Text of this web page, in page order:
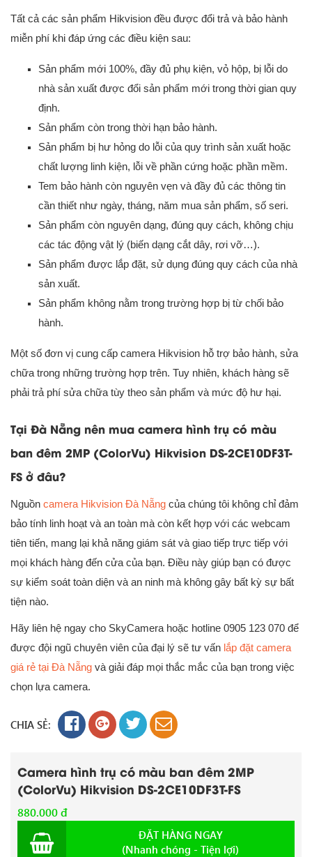
Tất cả các sản phẩm Hikvision đều được đổi trả và bảo hành
miễn phí khi đáp ứng các điều kiện sau:
Sản phẩm mới 100%, đầy đủ phụ kiện, vỏ hộp, bị lỗi do
nhà sản xuất được đổi sản phẩm mới trong thời gian quy
định.
Sản phẩm còn trong thời hạn bảo hành.
Sản phẩm bị hư hỏng do lỗi của quy trình sản xuất hoặc
chất lượng linh kiện, lỗi về phần cứng hoặc phần mềm.
Tem bảo hành còn nguyên vẹn và đầy đủ các thông tin
cần thiết như ngày, tháng, năm mua sản phẩm, số seri.
Sản phẩm còn nguyên dạng, đúng quy cách, không chịu
các tác động vật lý (biến dạng cắt dây, rơi vỡ…).
Sản phẩm được lắp đặt, sử dụng đúng quy cách của nhà
sản xuất.
Sản phẩm không nằm trong trường hợp bị từ chối bảo
hành.
Một số đơn vị cung cấp camera Hikvision hỗ trợ bảo hành, sửa
chữa trong những trường hợp trên. Tuy nhiên, khách hàng sẽ
phải trả phí sửa chữa tùy theo sản phẩm và mức độ hư hại.
Tại Đà Nẵng nên mua camera hình trụ có màu
ban đêm 2MP (ColorVu) Hikvision DS-2CE10DF3T-
FS ở đâu?
Nguồn camera Hikvision Đà Nẵng của chúng tôi không chỉ đảm
bảo tính linh hoạt và an toàn mà còn kết hợp với các webcam
tiên tiến, mang lại khả năng giám sát và giao tiếp trực tiếp với
mọi khách hàng đến cửa của bạn. Điều này giúp bạn có được
sự kiểm soát toàn diện và an ninh mà không gây bất kỳ sự bất
tiện nào.
Hãy liên hệ ngay cho SkyCamera hoặc hotline 0905 123 070 để
được đội ngũ chuyên viên của đại lý sẽ tư vấn lắp đặt camera
giá rẻ tại Đà Nẵng và giải đáp mọi thắc mắc của bạn trong việc
chọn lựa camera.
CHIA SẺ:
Camera hình trụ có màu ban đêm 2MP
(ColorVu) Hikvision DS-2CE10DF3T-FS
880.000 đ
ĐẶT HÀNG NGAY
(Nhanh chóng - Tiện lợi)